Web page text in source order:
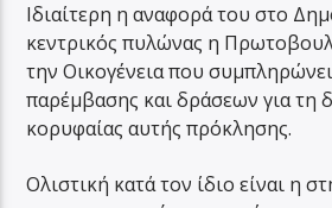
Ιδιαίτερη η αναφορά του στο
κεντρικός πυλώνας η
την Οικογένεια που
παρέμβασης και δράσεων για τη
κορυφαίας αυτής πρόκλησης.
Ολιστική κατά τον ίδιο είναι η